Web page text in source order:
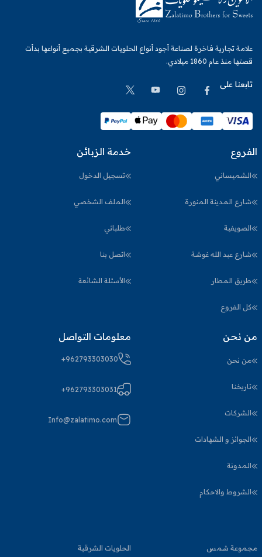
علامة تجارية فاخرة لصناعة أجود أنواع الحلويات الشرقية بجميع أنواعها بدأت
قصتها منذ عام 1860 ميلادي.
تابعنا على
الفروع
الشميساني
شارع المدينة المنورة
الصويفية
شارع عبد الله غوشة
طريق المطار
كل الفروع
خدمة الزبائن
تسجيل الدخول
الملف الشخصي
طلباتي
اتصل بنا
الأسئلة الشائعة
من نحن
من نحن
تاريخنا
الشركات
الجوائز و الشهادات
المدونة
الشروط والاحكام
معلومات التواصل
+962793303030
+962793303031
Info@zalatimo.com
مجموعة شمس الحلويات الشرقية